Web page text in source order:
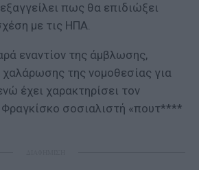
εξαγγείλει πως θα επιδιώξει
με τις ΗΠΑ.
εναντίον της άμβλωσης,
της νομοθεσίας για
έχει χαρακτηρίσει τον
σοσιαλιστή «πουτ****